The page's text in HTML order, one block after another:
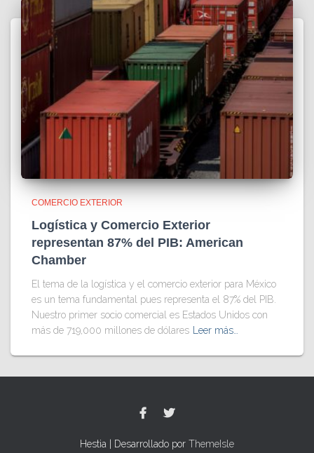
COMERCIO EXTERIOR
Logística y Comercio Exterior
representan 87% del PIB: American
Chamber
El tema de la logística y el comercio exterior para México
es un tema fundamental pues representa el 87% del PIB.
Nuestro primer socio comercial es Estados Unidos con
más de 719,000 millones de dólares
Leer más…
Hestia | Desarrollado por ThemeIsle